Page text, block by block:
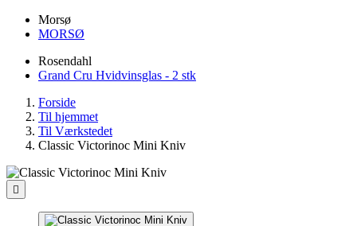
Morsø
MORSØ
Rosendahl
Grand Cru Hvidvinsglas - 2 stk
Forside
Til hjemmet
Til Værkstedet
Classic Victorinoc Mini Kniv
